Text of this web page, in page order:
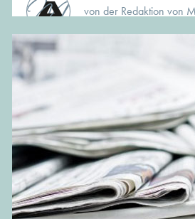
von der Redaktion von